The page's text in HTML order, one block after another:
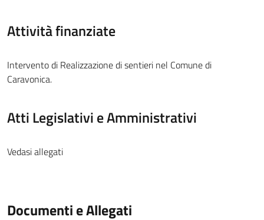
Attività finanziate
Intervento di Realizzazione di sentieri nel Comune di
Caravonica.
Atti Legislativi e Amministrativi
Vedasi allegati
Documenti e Allegati